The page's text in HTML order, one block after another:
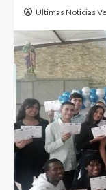
Ultimas Noticias